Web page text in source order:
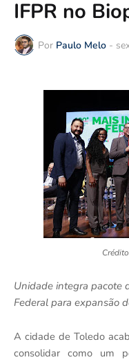
IFPR no
Por Paulo Melo -
Unidade integra pacote
Federal para expansão
A cidade de Toledo
consolidar como um